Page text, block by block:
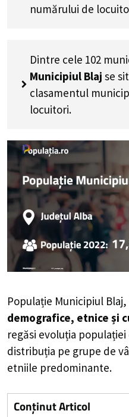
numărului de
Dintre cele 102
Municipiul Blaj se
clasamentul
locuitori.
Populație Municipiul
demografice, etnice și
regăsi evoluția
distribuția pe grupe de
etniile predominante.
Conținut Articol